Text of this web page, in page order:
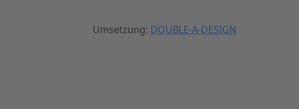
Umsetzung: DOUBLE-A-DESIGN